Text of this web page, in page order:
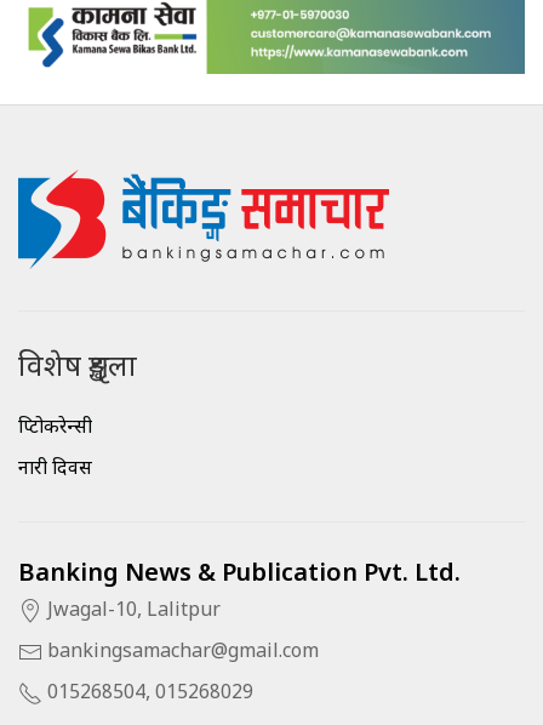
विशेष शृङ्खला
क्रिप्टोकरेन्सी
नारी दिवस
Banking News & Publication Pvt. Ltd.
Jwagal-10, Lalitpur
bankingsamachar@gmail.com
015268504, 015268029